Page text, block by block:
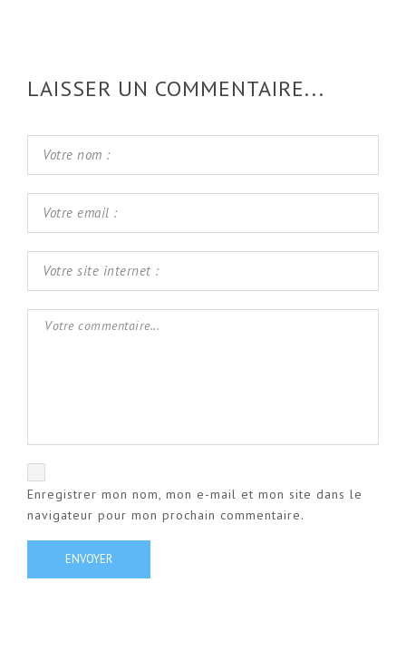
LAISSER UN COMMENTAIRE...
Enregistrer mon nom, mon e-mail et mon site dans le
navigateur pour mon prochain commentaire.